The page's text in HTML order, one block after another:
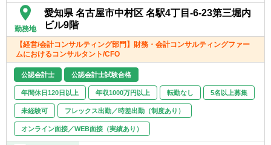
■コーポレートファイナンス業務
▽会計コンサルティング業務
■IPO準備支援
■決算早期化支援
■資金調達支援
■基幹システム導入支援
■内部統制構築支援
■監査法人/証券会社対応
※6ヶ月～1年程度のプロジェクトをチームで
勤務地
愛知県 名古屋市中村区 名駅4丁目‐6‐23第三堀内
ビル9階
【経営/会計コンサルティング部門】財務・会計コンサルティングファー
ムにおけるコンサルタント/CFO
公認会計士 公認会計士試験合格
年間休日120日以上 年収1000万円以上 転勤なし 5名以上募集
未経験可 フレックス出勤／時差出勤（制度あり）
オンライン面接／WEB面接（実績あり）